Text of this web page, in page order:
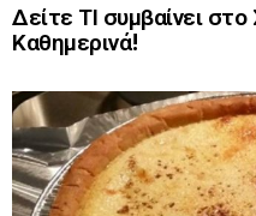
Δείτε ΤΙ συμβαίνει
Καθημερινά!